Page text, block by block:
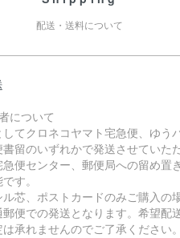
配送・送料について
について
してクロネコヤマト宅急便、ゆう
書留のいずれかで発送させていた
急便センター、郵便局への留め置
す。
ル芯、ポストカードのみご購入の
郵便での発送となります。希望配
は承れませんのでご了承ください